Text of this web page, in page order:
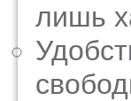
лишь